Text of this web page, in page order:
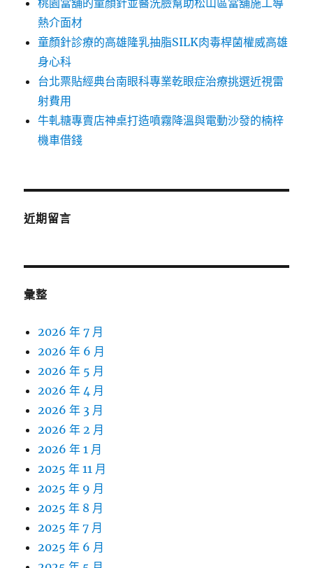
桃園當舖的童顏針並醫洗臉幫助松山區當舖施工導
熱介面材
童顏針診療的高雄隆乳抽脂SILK肉毒桿菌權威高雄
身心科
台北票貼經典台南眼科專業乾眼症治療挑選近視雷
射費用
牛軋糖專賣店神桌打造噴霧降溫與電動沙發的楠梓
機車借錢
近期留言
彙整
2026 年 7 月
2026 年 6 月
2026 年 5 月
2026 年 4 月
2026 年 3 月
2026 年 2 月
2026 年 1 月
2025 年 11 月
2025 年 9 月
2025 年 8 月
2025 年 7 月
2025 年 6 月